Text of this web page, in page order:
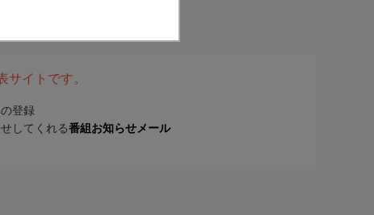
イトです。
登録
してくれる番組お知らせメール